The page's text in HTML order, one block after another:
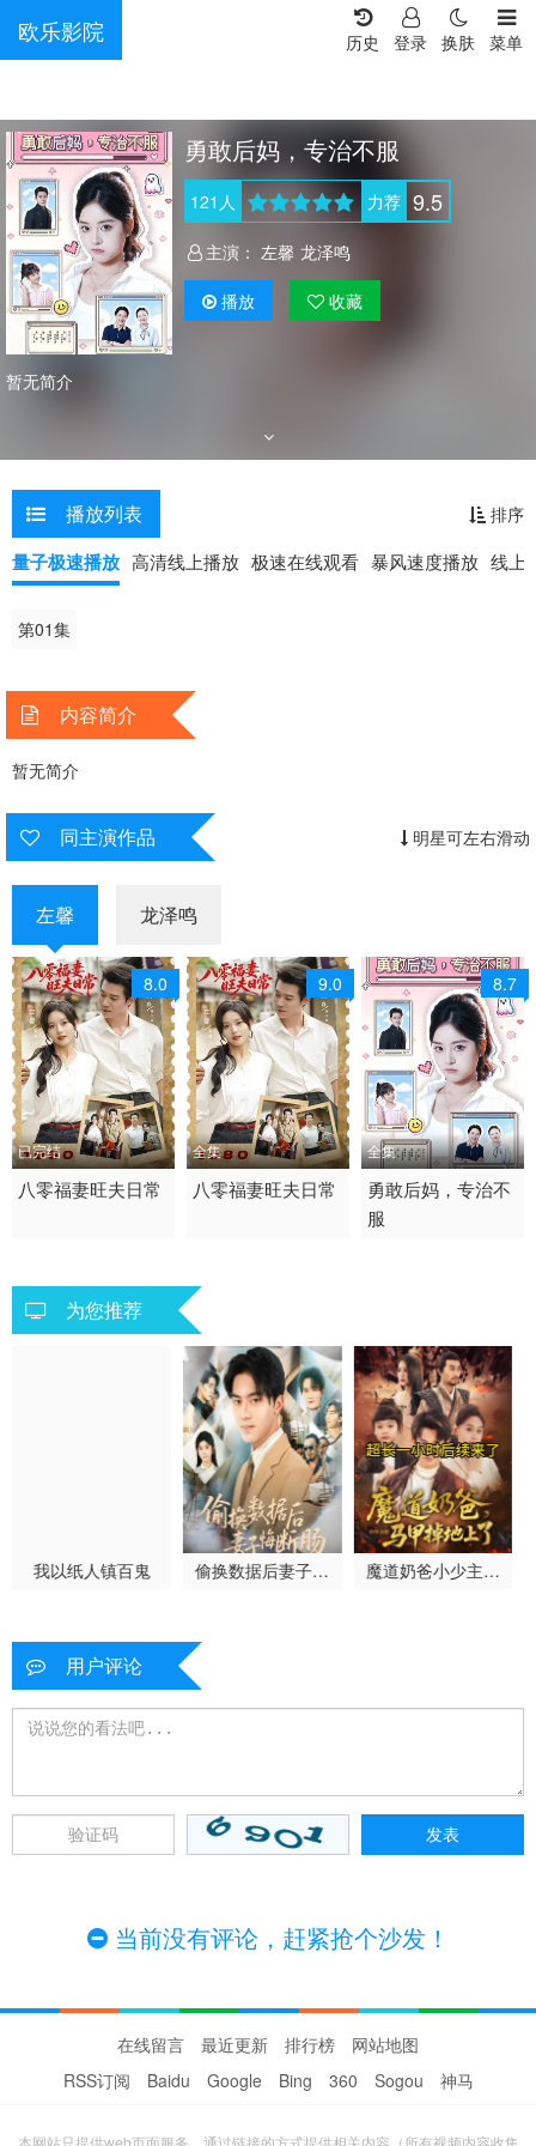
欧乐影院 菜单
换肤
登录
历史
勇敢后妈，专治不服
121 人 力荐 9.5
主演： 左馨 龙泽鸣
播放 收藏
暂无简介
播放列表 排序
量子极速播放 高清线上播放 极速在线观看 暴风速度播放 线上
第01集
内容简介
暂无简介
同主演作品 明星可左右滑动
左馨 龙泽鸣
8.0
已完结
2026 / 中国大陆 / 普通
八零福妻旺夫日常
9.0
全集
2026 / 中国大陆 /
八零福妻旺夫日常
8.7
全集
2026 / 中国大陆 /
短剧 现代都市 国产
勇敢后妈，专治不
服
为您推荐
我以纸人镇百鬼
偷换数据后妻子悔
魔道奶爸小少主的
用户评论
当前没有评论，赶紧抢个沙发！
在线留言 最近更新 排行榜
网站地图
RSS订阅
Baidu Google Bing 360 Sogou 神马
本网站只提供web页面服务，通过链接的方式提供相关内容（所有视频内容收集